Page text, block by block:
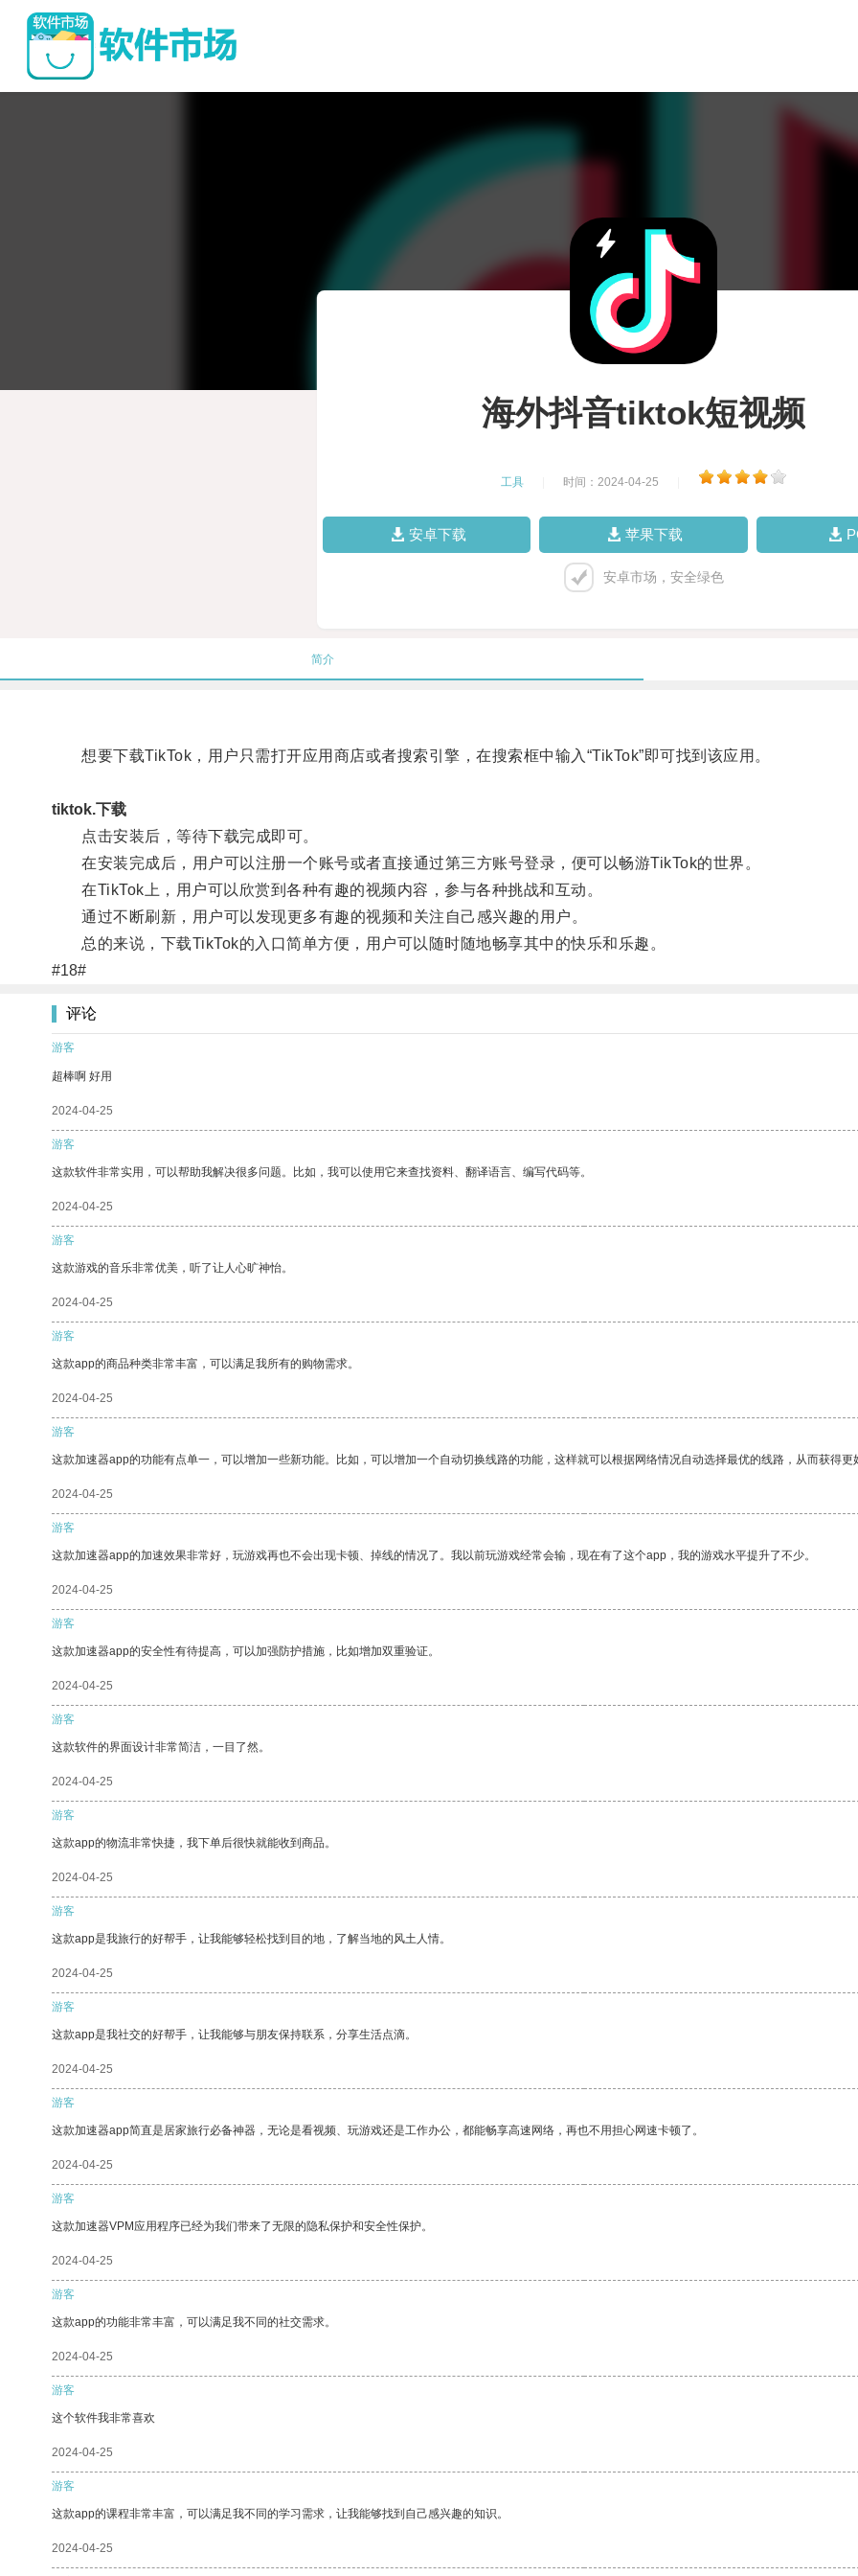
海外抖音tiktok短视频
工具 时间：2024-04-25
安卓下载 苹果下载
安卓市场，安全绿色
简介
想要下载TikTok，用户只需打开应用商店或者搜索引擎，在搜索框中输入“TikTok”即可找到该应用。
tiktok.下载
点击安装后，等待下载完成即可。
在安装完成后，用户可以注册一个账号或者直接通过第三方账号登录，便可以畅游TikTok的世界。
在TikTok上，用户可以欣赏到各种有趣的视频内容，参与各种挑战和互动。
通过不断刷新，用户可以发现更多有趣的视频和关注自己感兴趣的用户。
总的来说，下载TikTok的入口简单方便，用户可以随时随地畅享其中的快乐和乐趣。
#18#
评论
游客
超棒啊 好用
2024-04-25
游客
这款软件非常实用，可以帮助我解决很多问题。比如，我可以使用它来查找资料、翻译语言、编写代码等。
2024-04-25
游客
这款游戏的音乐非常优美，听了让人心旷神怡。
2024-04-25
游客
这款app的商品种类非常丰富，可以满足我所有的购物需求。
2024-04-25
游客
这款加速器app的功能有点单一，可以增加一些新功能。比如，可以增加一个自动切换线路的功能，这样就可以根据网络情况自动选择最优的线路，从而获得更
2024-04-25
游客
这款加速器app的加速效果非常好，玩游戏再也不会出现卡顿、掉线的情况了。我以前玩游戏经常会输，现在有了这个app，我的游戏水平提升了不少。
2024-04-25
游客
这款加速器app的安全性有待提高，可以加强防护措施，比如增加双重验证。
2024-04-25
游客
这款软件的界面设计非常简洁，一目了然。
2024-04-25
游客
这款app的物流非常快捷，我下单后很快就能收到商品。
2024-04-25
游客
这款app是我旅行的好帮手，让我能够轻松找到目的地，了解当地的风土人情。
2024-04-25
游客
这款app是我社交的好帮手，让我能够与朋友保持联系，分享生活点滴。
2024-04-25
游客
这款加速器app简直是居家旅行必备神器，无论是看视频、玩游戏还是工作办公，都能畅享高速网络，再也不用担心网速卡顿了。
2024-04-25
游客
这款加速器VPM应用程序已经为我们带来了无限的隐私保护和安全性保护。
2024-04-25
游客
这款app的功能非常丰富，可以满足我不同的社交需求。
2024-04-25
游客
这个软件我非常喜欢
2024-04-25
游客
这款app的课程非常丰富，可以满足我不同的学习需求，让我能够找到自己感兴趣的知识。
2024-04-25